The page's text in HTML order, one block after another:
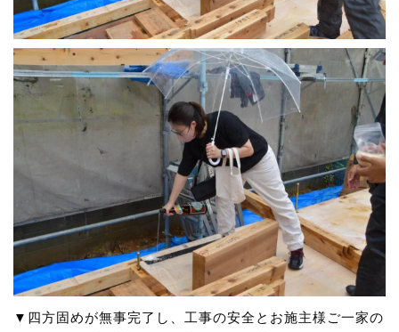
▼四方固めが無事完了し、工事の安全とお施主様ご一家の